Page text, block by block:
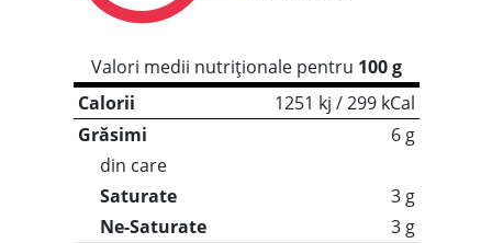
Valori medii nutriționale pentru 100 g
Calorii
1251 kj / 299 kCal
Grăsimi
6 g
din care
Saturate
3 g
Ne-Saturate
3 g